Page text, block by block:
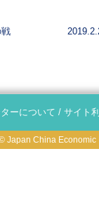
ーについて / サイト
Japan China